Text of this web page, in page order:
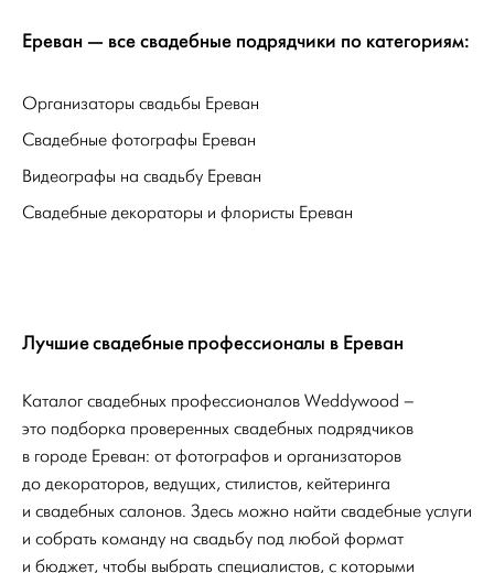
Ереван — все свадебные подрядчики по категориям:
Организаторы свадьбы Ереван
Свадебные фотографы Ереван
Видеографы на свадьбу Ереван
Свадебные декораторы и флористы Ереван
Лучшие свадебные профессионалы в Ереван
Каталог свадебных профессионалов Weddywood –
это подборка проверенных свадебных подрядчиков
в городе Ереван: от фотографов и организаторов
до декораторов, ведущих, стилистов, кейтеринга
и свадебных салонов. Здесь можно найти свадебные услуги
и собрать команду на свадьбу под любой формат
и бюджет, чтобы выбрать специалистов, с которыми